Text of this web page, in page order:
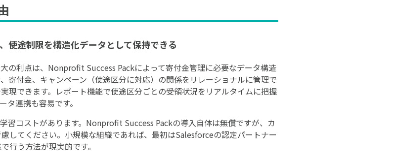
途制限を構造化データとして保持できる
の利点は、Nonprofit Success Packによって寄付金管理に必要なデータ構造
寄付金、キャンペーン（使途区分に対応）の関係をリレーショナルに管理で
現できます。レポート機能で使途区分ごとの受領状況をリアルタイムに把握
タ連携も容易です。
習コストがあります。Nonprofit Success Packの導入自体は無償ですが、カ
してください。小規模な組織であれば、最初はSalesforceの認定パートナー
行う方法が現実的です。